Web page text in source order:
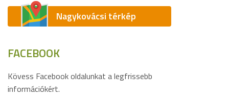
Nagykovácsi térkép
FACEBOOK
Kövess Facebook oldalunkat a legfrissebb
információkért.